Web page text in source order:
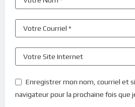
Enregistrer mon nom, courriel et
navigateur pour la prochaine fois que